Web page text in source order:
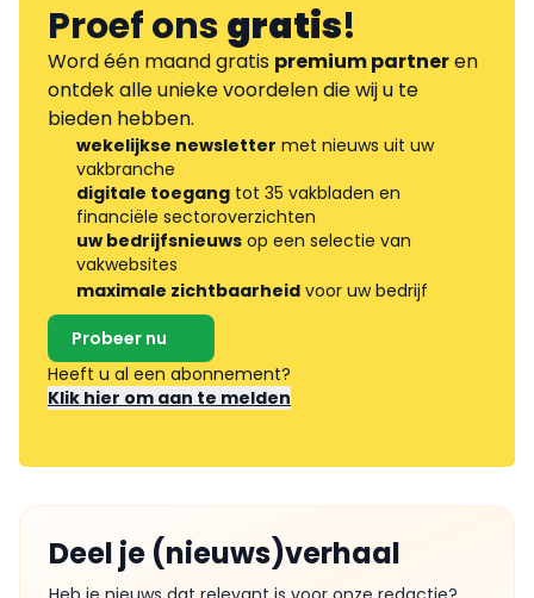
Proef onsgratis!
Word één maand gratis premium partneren
ontdek alle unieke voordelen die wij u te
bieden hebben.
wekelijkse newsletter met nieuws uit uw
vakbranche
digitale toegang tot 35 vakbladen en
financiële sectoroverzichten
uw bedrijfsnieuws op een selectie van
vakwebsites
maximale zichtbaarheid voor uw bedrijf
Probeer nu
Heeft u al een abonnement?
Klik hier om aan te melden
Deel je (nieuws)verhaal